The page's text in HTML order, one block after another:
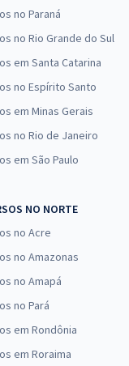
no Paraná
no Rio Grande do Sul
em Santa Catarina
no Espírito Santo
em Minas Gerais
no Rio de Janeiro
em São Paulo
NO NORTE
no Acre
no Amazonas
no Amapá
no Pará
em Rondônia
em Roraima